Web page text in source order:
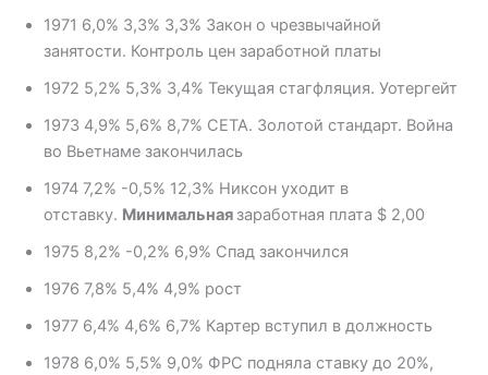
1971 6,0% 3,3% 3,3% Закон о чрезвычайной
занятости. Контроль цен заработной платы
1972 5,2% 5,3% 3,4% Текущая стагфляция. Уотергейт
1973 4,9% 5,6% 8,7% CETA. Золотой стандарт. Война
во Вьетнаме закончилась
1974 7,2% -0,5% 12,3% Никсон уходит в
отставку. Минимальнаязаработная плата $ 2,00
1975 8,2% -0,2% 6,9% Спад закончился
1976 7,8% 5,4% 4,9% рост
1977 6,4% 4,6% 6,7% Картер вступил в должность
1978 6,0% 5,5% 9,0% ФРС подняла ставку до 20%,